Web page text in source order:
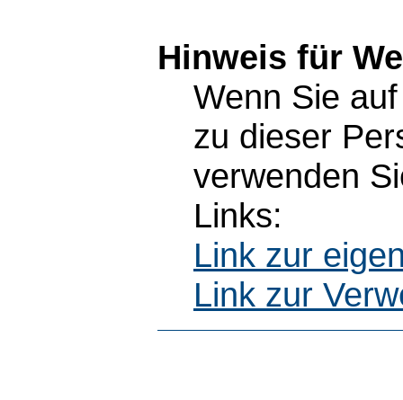
Hinweis für
Wenn Sie
zu dieser
verwenden
Links:
Link zur
Link zur